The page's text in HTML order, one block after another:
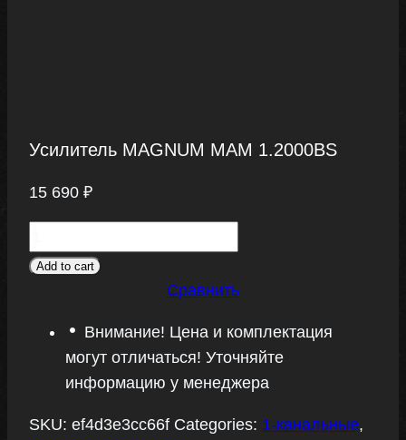
Усилитель MAGNUM MAM 1.2000BS
15 690 ₽
MAGNUM
quantity
Add to cart
Сравнить
Внимание! Цена и комплектация
могут отличаться! Уточняйте
информацию у менеджера
SKU: ef4d3e3cc66f Categories: 1-канальные,